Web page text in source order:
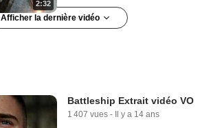
2:32
Afficher la dernière vidéo
Battleship Extrait vidéo VO
1 407 vues - Il y a 14 ans